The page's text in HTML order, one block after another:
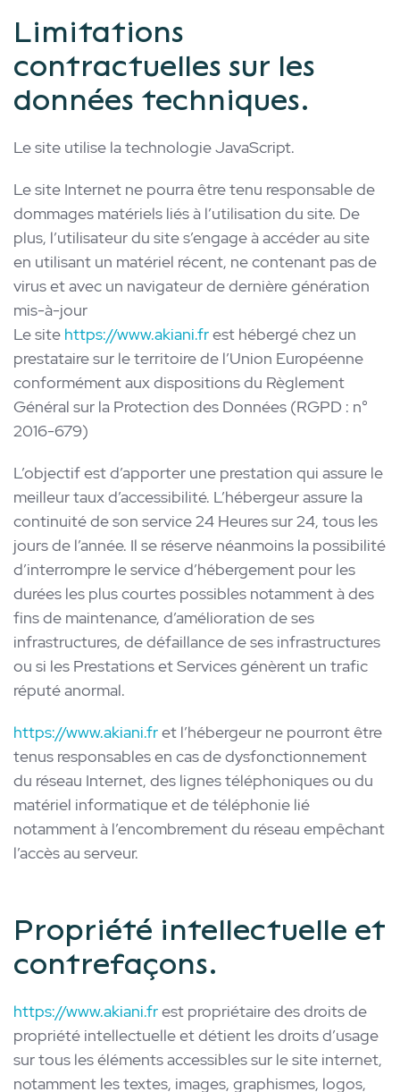
Limitations
contractuelles sur les
données techniques.
Le site utilise la technologie JavaScript.
Le site Internet ne pourra être tenu responsable de
dommages matériels liés à l’utilisation du site. De
plus, l’utilisateur du site s’engage à accéder au site
en utilisant un matériel récent, ne contenant pas de
virus et avec un navigateur de dernière génération
mis-à-jour
Le site https://www.akiani.frest hébergé chez un
prestataire sur le territoire de l’Union Européenne
conformément aux dispositions du Règlement
Général sur la Protection des Données (RGPD : n°
2016-679)
L’objectif est d’apporter une prestation qui assure le
meilleur taux d’accessibilité. L’hébergeur assure la
continuité de son service 24 Heures sur 24, tous les
jours de l’année. Il se réserve néanmoins la possibilité
d’interrompre le service d’hébergement pour les
durées les plus courtes possibles notamment à des
fins de maintenance, d’amélioration de ses
infrastructures, de défaillance de ses infrastructures
ou si les Prestations et Services génèrent un trafic
réputé anormal.
https://www.akiani.fret l’hébergeur ne pourront être
tenus responsables en cas de dysfonctionnement
du réseau Internet, des lignes téléphoniques ou du
matériel informatique et de téléphonie lié
notamment à l’encombrement du réseau empêchant
l’accès au serveur.
Propriété intellectuelle et
contrefaçons.
https://www.akiani.frest propriétaire des droits de
propriété intellectuelle et détient les droits d’usage
sur tous les éléments accessibles sur le site internet,
notamment les textes, images, graphismes, logos,